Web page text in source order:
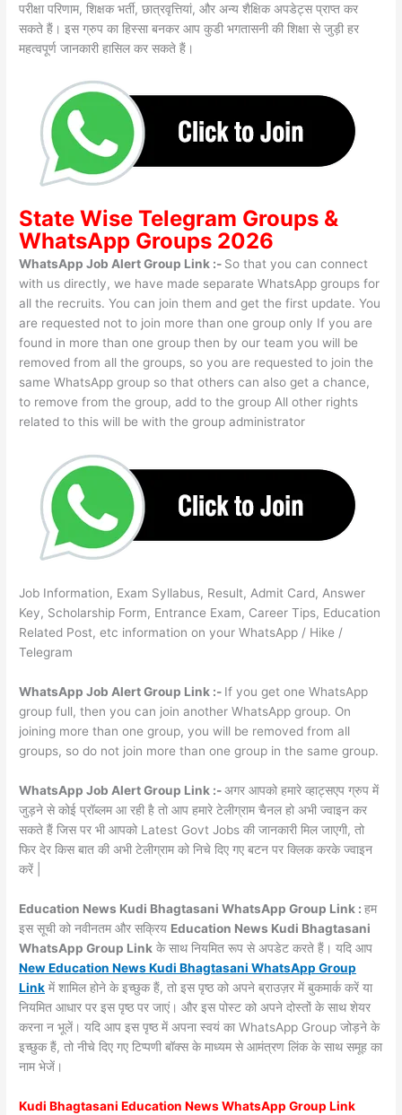
परीक्षा परिणाम, शिक्षक भर्ती, छात्रवृत्तियां, और अन्य शैक्षिक अपडेट्स प्राप्त कर
सकते हैं। इस ग्रुप का हिस्सा बनकर आप कुडी भगतासनी की शिक्षा से जुड़ी हर
महत्वपूर्ण जानकारी हासिल कर सकते हैं।
State WiseTelegram Groups &
WhatsApp Groups 2026
WhatsApp Job Alert Group Link :- So that you can connect
with us directly, we have made separate WhatsApp groups for
all the recruits. You can join them and get the first update. You
are requested not to join more than one group only If you are
found in more than one group then by our team you will be
removed from all the groups, so you are requested to join the
same WhatsApp group so that others can also get a chance,
to remove from the group, add to the group All other rights
related to this will be with the group administrator
Job Information, Exam Syllabus, Result, Admit Card, Answer
Key, Scholarship Form, Entrance Exam, Career Tips, Education
Related Post, etc information on your WhatsApp / Hike /
Telegram
WhatsApp Job Alert Group Link :- If you get one WhatsApp
group full, then you can join another WhatsApp group. On
joining more than one group, you will be removed from all
groups, so do not join more than one group in the same group.
WhatsApp Job Alert Group Link :-अगर आपको हमारे व्हाट्सएप ग्रुप में
जुड़ने से कोई प्रॉब्लम आ रही है तो आप हमारे टेलीग्राम चैनल हो अभी ज्वाइन कर
सकते हैं जिस पर भी आपको Latest Govt Jobs की जानकारी मिल जाएगी, तो
फिर देर किस बात की अभी टेलीग्राम को निचे दिए गए बटन पर क्लिक करके ज्वाइन
करें |
Education News Kudi Bhagtasani WhatsApp Group Link :हम
इस सूची को नवीनतम और सक्रिय Education News Kudi Bhagtasani
WhatsApp Group Link के साथ नियमित रूप से अपडेट करते हैं। यदि आप
New Education News Kudi Bhagtasani WhatsApp Group
Link में शामिल होने के इच्छुक हैं, तो इस पृष्ठ को अपने ब्राउज़र में बुकमार्क करें या
नियमित आधार पर इस पृष्ठ पर जाएं। और इस पोस्ट को अपने दोस्तों के साथ शेयर
करना न भूलें। यदि आप इस पृष्ठ में अपना स्वयं का WhatsApp Group जोड़ने के
इच्छुक हैं, तो नीचे दिए गए टिप्पणी बॉक्स के माध्यम से आमंत्रण लिंक के साथ समूह का
नाम भेजें।
Kudi Bhagtasani Education News WhatsApp Group Link